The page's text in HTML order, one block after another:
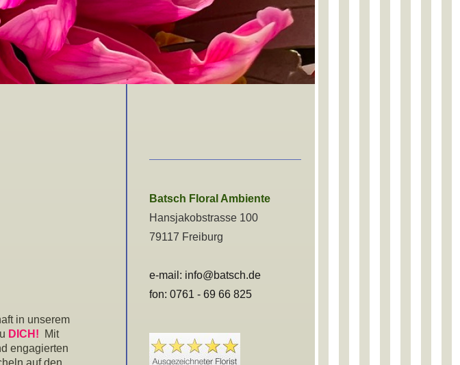
in unserem
DICH!
Mit
engagierten
auf den
Batsch Floral Ambiente
Hansjakobstrasse 100
79117 Freiburg
e-mail: info@batsch.de
fon: 0761 - 69 66 825